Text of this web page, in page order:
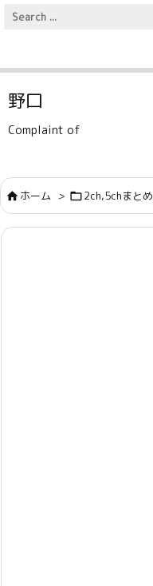
野口
Complaint of
ホーム > 2ch,5chまとめ